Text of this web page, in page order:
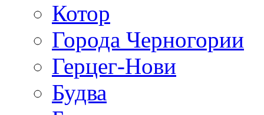
Котор
Города Черногории
Герцег-Нови
Будва